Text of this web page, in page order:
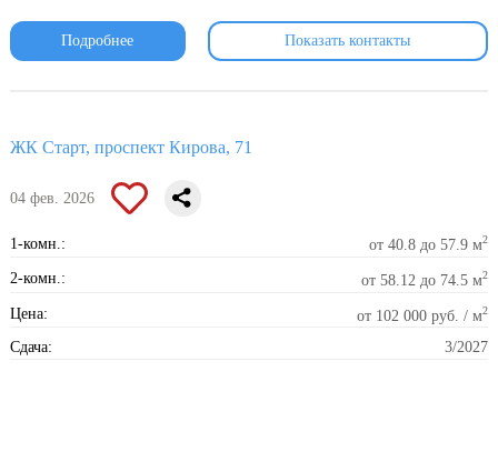
Подробнее Показать контакты
ЖК Старт, проспект Кирова, 71
04 фев. 2026
1-комн.: от 40.8 до 57.9 м2
2-комн.: от 58.12 до 74.5 м2
Цена: от 102 000 руб. / м2
Сдача: 3/2027